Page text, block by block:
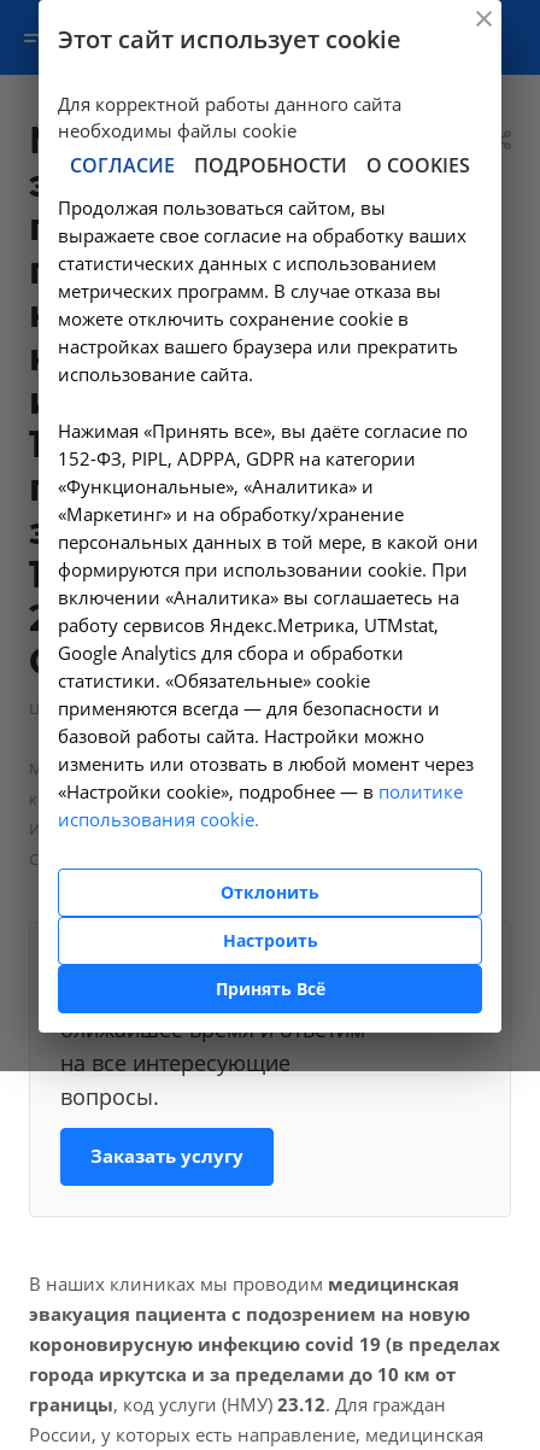
Медицинская
эвакуация
пациента с
подозрением на
новую
короновирусную
инфекцию COVID
19 (в пределах
города Иркутска и
за пределами до
10 км от границы -
23.12 в Усолье-
Сибирском
Цены в Усолье-Сибирском — Скорая медицинская помощь
Медицинская эвакуация —
Медицинская эвакуация пациента с подозрением на новую
короновирусную инфекцию COVID 19 (в пределах города
Иркутска и за пределами до 10 км от границы - 23.12 в Усолье-
Сибирском
Оформите заявку на сайте,
мы свяжемся с вами в
ближайшее время и ответим
на все интересующие
вопросы.
3900 ₽
Заказать услугу
В наших клиниках мы проводим медицинская
эвакуация пациента с подозрением на новую
короновирусную инфекцию covid 19 (в пределах
города иркутска и за пределами до 10 км от
границы, код услуги (НМУ) 23.12. Для граждан
России, у которых есть направление, медицинская
Этот сайт использует cookie
Для корректной работы данного сайта
необходимы файлы cookie
СОГЛАСИЕ ПОДРОБНОСТИ О COOKIES
Продолжая пользоваться сайтом, вы
выражаете свое согласие на обработку ваших
статистических данных с использованием
метрических программ. В случае отказа вы
можете отключить сохранение cookie в
настройках вашего браузера или прекратить
использование сайта.
Нажимая «Принять все», вы даёте согласие по
152-ФЗ, PIPL, ADPPA, GDPR на категории
«Функциональные», «Аналитика» и
«Маркетинг» и на обработку/хранение
персональных данных в той мере, в какой они
формируются при использовании cookie. При
включении «Аналитика» вы соглашаетесь на
работу сервисов Яндекс.Метрика, UTMstat,
Google Analytics для сбора и обработки
статистики. «Обязательные» cookie
применяются всегда — для безопасности и
базовой работы сайта. Настройки можно
изменить или отозвать в любой момент через
«Настройки cookie», подробнее — в политике
использования cookie.
Отклонить
Настроить
Принять Всё